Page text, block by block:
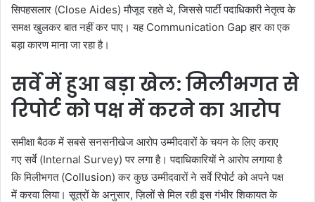
सिपहसलार (Close Aides) मौजूद रहते थे, जिससे पार्टी पदाधिकारी नेतृत्व के
समक्ष खुलकर बात नहीं कर पाए। यह Communication Gap हार का एक
बड़ा कारण माना जा रहा है।
सर्वे में हुआ बड़ा खेल: मिलीभगत से
रिपोर्ट को पक्ष में करने का आरोप
समीक्षा बैठक में सबसे सनसनीखेज आरोप उम्मीदवारों के चयन के लिए कराए
गए सर्वे (Internal Survey) पर लगा है। पदाधिकारियों ने आरोप लगाया है
कि मिलीभगत (Collusion) कर कुछ उम्मीदवारों ने सर्वे रिपोर्ट को अपने पक्ष
में करवा लिया। सूत्रों के अनुसार, ज़िलों से मिल रही इस गंभीर शिकायत के